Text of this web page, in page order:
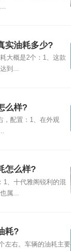
实油耗多少?
大概是2个：1、这款
到...
么样?
，配置：1、在外观
怎么样?
1、十代雅阁锐利的混
属...
耗?
左右。车辆的油耗主要